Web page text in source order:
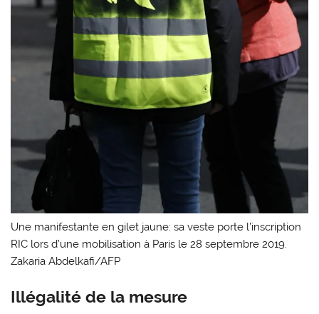
Une manifestante en gilet jaune: sa veste porte l’inscription
RIC lors d’une mobilisation à Paris le 28 septembre 2019.
Zakaria Abdelkafi/AFP
Illégalité de la mesure